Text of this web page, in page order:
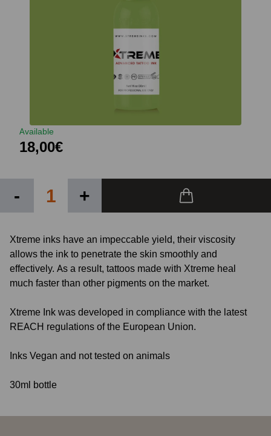
Available
18,00€
- +
Xtreme inks have an impeccable yield, their viscosity
allows the ink to penetrate the skin smoothly and
effectively. As a result, tattoos made with Xtreme heal
much faster than other pigments on the market.
Xtreme Ink was developed in compliance with the latest
REACH regulations of the European Union.
Inks Vegan and not tested on animals
30ml bottle